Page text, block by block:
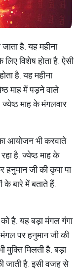
है. यह महीना
विशेष होता है. ऐसी
है. यह महीना
माह में पड़ने वाले
माह के मंगलवार
आयोजन भी करवाते
है. ज्येष्ठ माह के
जी की कृपा पा
बारे में बताते हैं.
है. यह बड़ा मंगल गंगा
पर हनुमान जी की
मुक्ति मिलती है. बड़ा
जाती है. इसी वजह से